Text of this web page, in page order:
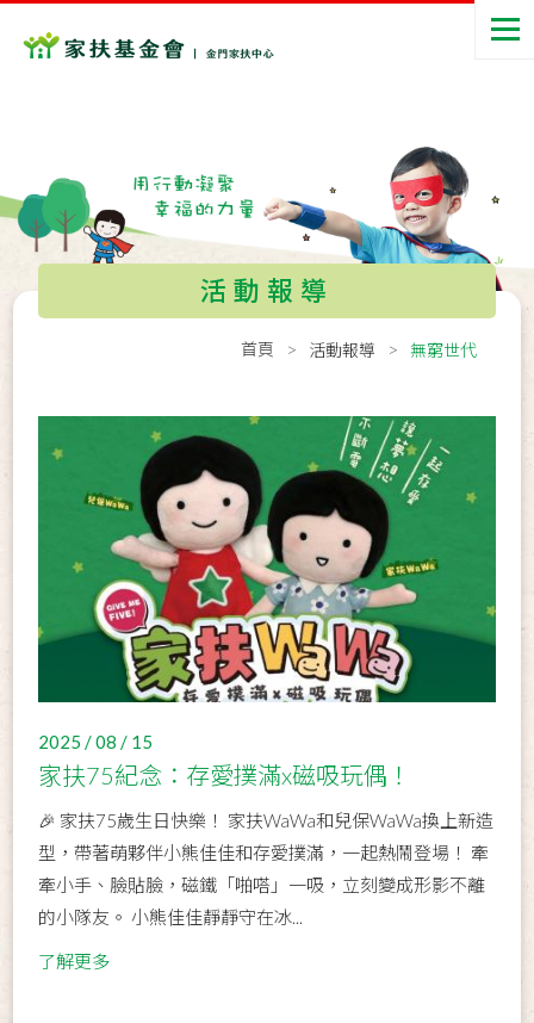
活動報導
首頁 活動報導 無窮世代
2025 / 08 / 15
家扶75紀念：存愛撲滿x磁吸玩偶！
🎉 家扶75歲生日快樂！ 家扶WaWa和兒保WaWa換上新造
型，帶著萌夥伴小熊佳佳和存愛撲滿，一起熱鬧登場！ 牽
牽小手、臉貼臉，磁鐵「啪嗒」一吸，立刻變成形影不離
的小隊友。 小熊佳佳靜靜守在冰...
了解更多